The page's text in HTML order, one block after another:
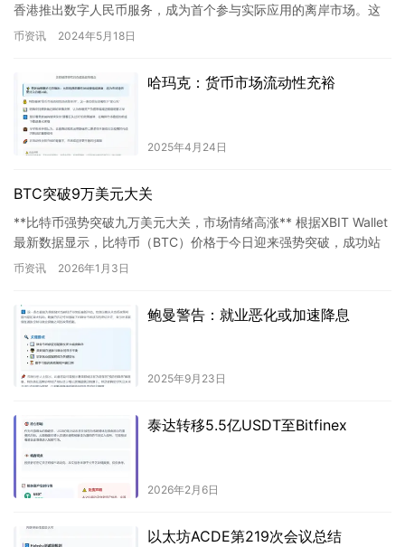
香港推出数字人民币服务，成为首个参与实际应用的离岸市场。这
一举措稳健有序，未来可逐步推广至其他离岸市场…
币资讯 2024年5月18日
哈玛克：货币市场流动性充裕
2025年4月24日
BTC突破9万美元大关
**比特币强势突破九万美元大关，市场情绪高涨** 根据XBIT Wallet
最新数据显示，比特币（BTC）价格于今日迎来强势突破，成功站
上**90,007.59美元**的关键心理价…
币资讯 2026年1月3日
鲍曼警告：就业恶化或加速降息
2025年9月23日
泰达转移5.5亿USDT至Bitfinex
2026年2月6日
以太坊ACDE第219次会议总结